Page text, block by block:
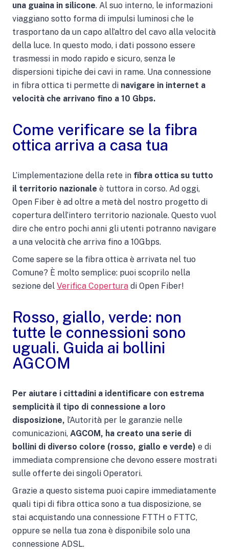
una guaina in silicone. Al suo interno, le informazioni
viaggiano sotto forma di impulsi luminosi che le
trasportano da un capo all’altro del cavo alla velocità
della luce. In questo modo, i dati possono essere
trasmessi in modo rapido e sicuro, senza le
dispersioni tipiche dei cavi in rame. Una connessione
in fibra ottica ti permette di navigare in internet a
velocità che arrivano fino a 10 Gbps.
Come verificare se la fibra
ottica arriva a casa tua
L’implementazione della rete in fibra ottica su tutto
il territorio nazionale è tuttora in corso. Ad oggi,
Open Fiber è ad oltre a metà del nostro progetto di
copertura dell’intero territorio nazionale. Questo vuol
dire che entro pochi anni gli utenti potranno navigare
a una velocità che arriva fino a 10Gbps.
Come sapere se la fibra ottica è arrivata nel tuo
Comune? È molto semplice: puoi scoprilo nella
sezione del Verifica Copertura di Open Fiber!
Rosso, giallo, verde: non
tutte le connessioni sono
uguali. Guida ai bollini
AGCOM
Per aiutare i cittadini a identificare con estrema
semplicità il tipo di connessione a loro
disposizione, l’Autorità per le garanzie nelle
comunicazioni, AGCOM, ha creato una serie di
bollini di diverso colore (rosso, giallo e verde) e di
immediata comprensione che devono essere mostrati
sulle offerte dei singoli Operatori.
Grazie a questo sistema puoi capire immediatamente
quali tipi di fibra ottica sono a tua disposizione, se
stai acquistando una connessione FTTH o FTTC,
oppure se nella tua zona è disponibile solo una
connessione ADSL.